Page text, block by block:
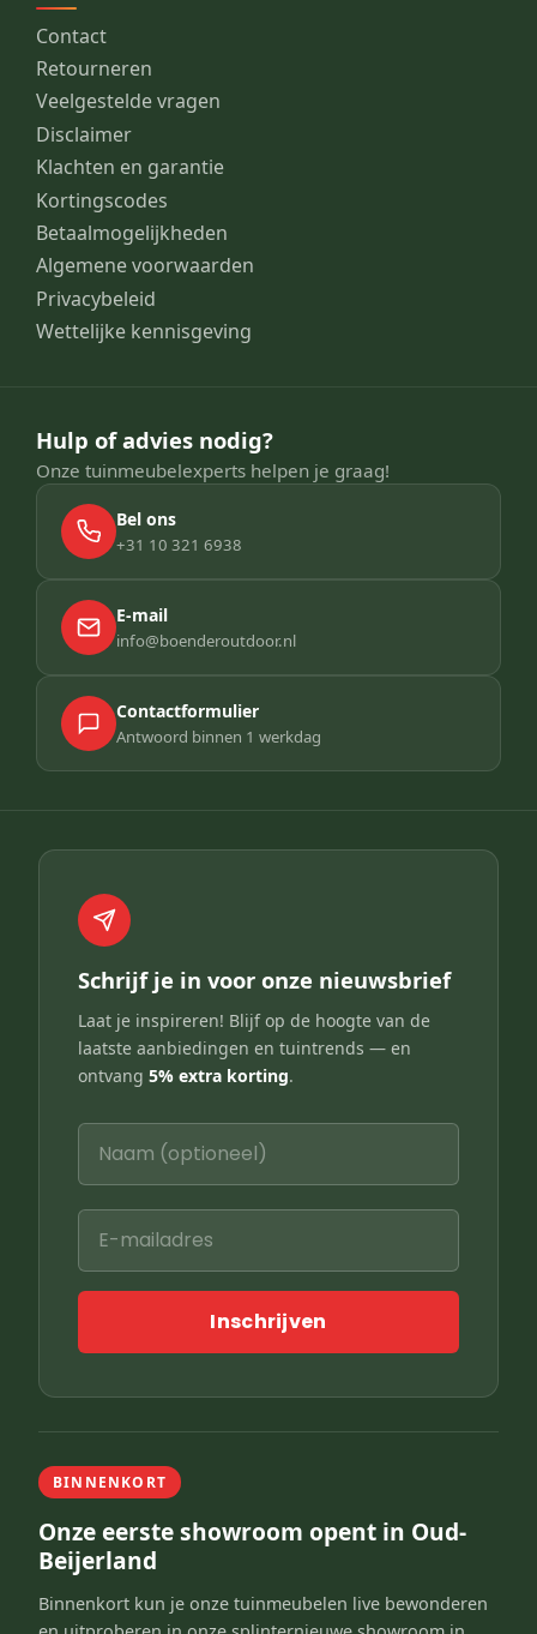
Contact
Retourneren
Veelgestelde vragen
Disclaimer
Klachten en garantie
Kortingscodes
Betaalmogelijkheden
Algemene voorwaarden
Privacybeleid
Wettelijke kennisgeving
Hulp of advies nodig?
Onze tuinmeubelexperts helpen je graag!
Bel ons
+31 10 321 6938
E-mail
info@boenderoutdoor.nl
Contactformulier
Antwoord binnen 1 werkdag
Schrijf je in voor onze nieuwsbrief
Laat je inspireren! Blijf op de hoogte van de
laatste aanbiedingen en tuintrends — en
ontvang 5% extra korting.
Inschrijven
BINNENKORT
Onze eerste showroom opent in Oud-
Beijerland
Binnenkort kun je onze tuinmeubelen live bewonderen